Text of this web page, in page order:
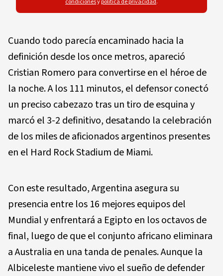
condicionesypolítica de privacidad.
Cuando todo parecía encaminado hacia la
definición desde los once metros, apareció
Cristian Romero para convertirse en el héroe de
la noche. A los 111 minutos, el defensor conectó
un preciso cabezazo tras un tiro de esquina y
marcó el 3-2 definitivo, desatando la celebración
de los miles de aficionados argentinos presentes
en el Hard Rock Stadium de Miami.
Con este resultado, Argentina asegura su
presencia entre los 16 mejores equipos del
Mundial y enfrentará a Egipto en los octavos de
final, luego de que el conjunto africano eliminara
a Australia en una tanda de penales. Aunque la
Albiceleste mantiene vivo el sueño de defender